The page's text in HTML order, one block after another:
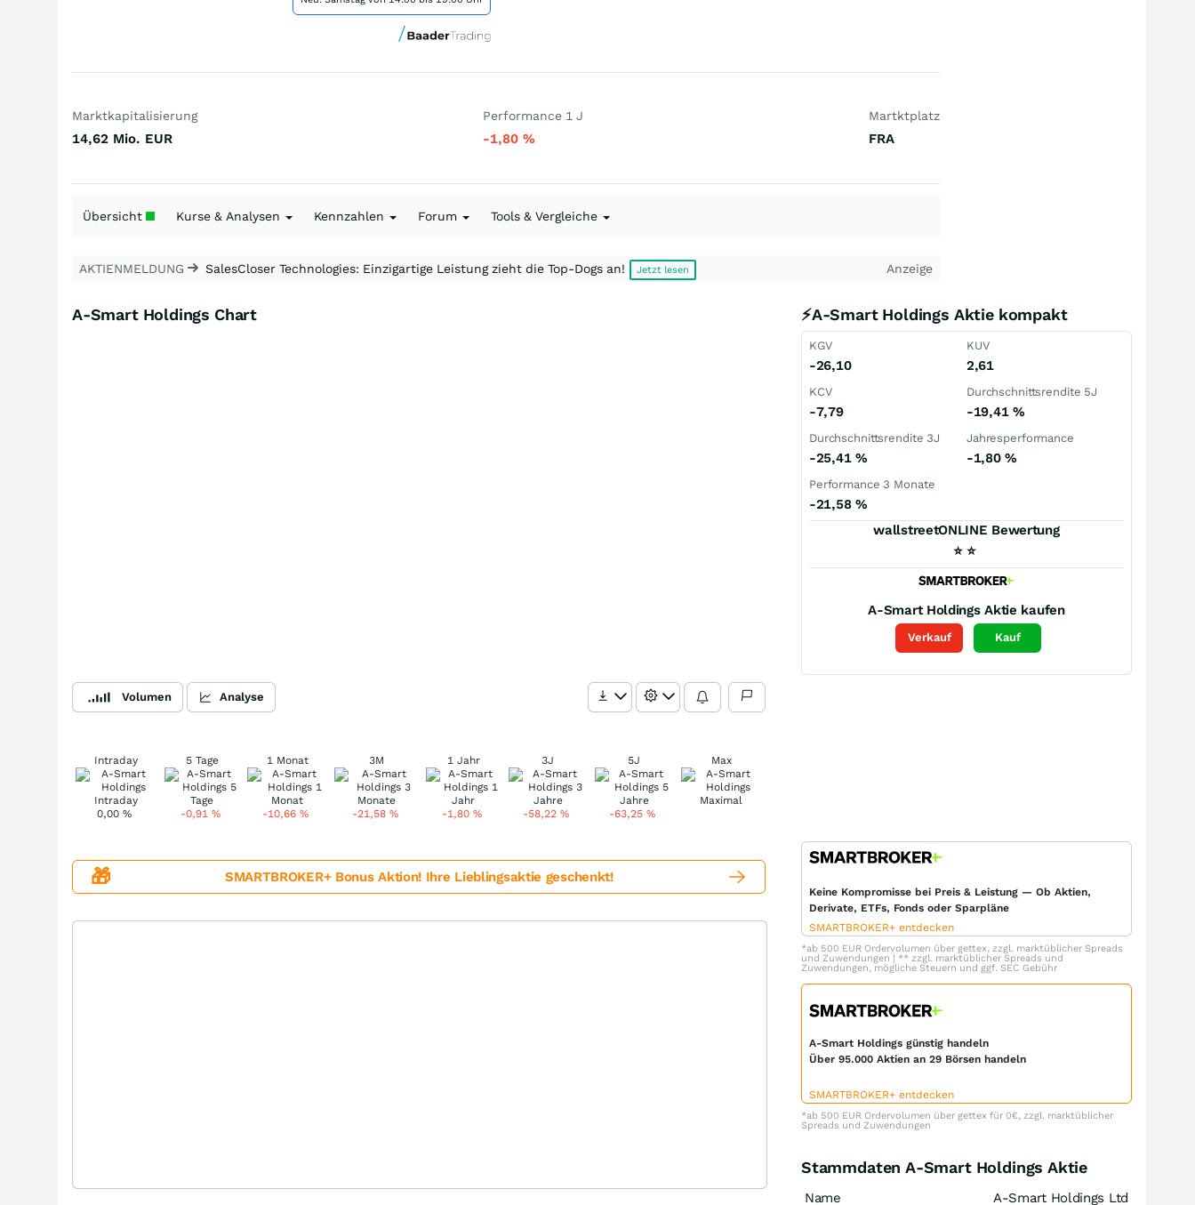
Marktkapitalisierung
14,62 Mio. EUR
Performance 1 J
-1,80 %
Martktplatz
FRA
Übersicht Kurse & Analysen Kennzahlen Forum Tools & Vergleiche
AKTIENMELDUNG SalesCloser Technologies: Einzigartige Leistung zieht die Top-Dogs an! Jetzt lesen Anzeige
A-Smart Holdings Chart
Volumen Analyse
Intraday
0,00%
5 Tage
-0,91 %
1 Monat
-10,66%
3M
-21,58 %
1 Jahr
-1,80 %
3J
-58,22%
5J
-63,25%
Max
⚡A-Smart Holdings Aktie kompakt
KGV
-26,10
KUV
2,61
KCV
-7,79
Durchschnittsrendite 5J
-19,41 %
Durchschnittsrendite 3J
-25,41 %
Jahresperformance
-1,80%
Performance 3 Monate
-21,58 %
wallstreetONLINE Bewertung
⭐ ⭐
A-Smart Holdings Aktie kaufen
Verkauf Kauf
🎁 SMARTBROKER+ Bonus Aktion! Ihre Lieblingsaktie geschenkt!
Keine Kompromisse bei Preis & Leistung — Ob Aktien,
Derivate, ETFs, Fonds oder Sparpläne
SMARTBROKER+ entdecken
*ab 500 EUR Ordervolumen über gettex, zzgl. marktüblicher Spreads
und Zuwendungen | ** zzgl. marktüblicher Spreads und
Zuwendungen, mögliche Steuern und ggf. SEC Gebühr
A-Smart Holdings günstig handeln
Über 95.000 Aktien an 29 Börsen handeln
SMARTBROKER+ entdecken
*ab 500 EUR Ordervolumen über gettex für 0€, zzgl. marktüblicher
Spreads und Zuwendungen
Stammdaten A-Smart Holdings Aktie
Name
A-Smart Holdings Ltd